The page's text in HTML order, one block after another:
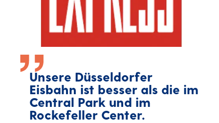
Unsere Düsseldorfer
Eisbahn ist besser als die im
Central Park und im
Rockefeller Center.